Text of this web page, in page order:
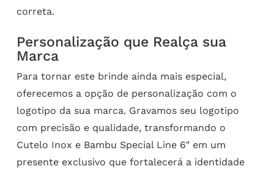
correta.
Personalização que Realça sua
Marca
Para tornar este brinde ainda mais especial,
oferecemos a opção de personalização com o
logotipo da sua marca. Gravamos seu logotipo
com precisão e qualidade, transformando o
Cutelo Inox e Bambu Special Line 6″ em um
presente exclusivo que fortalecerá a identidade